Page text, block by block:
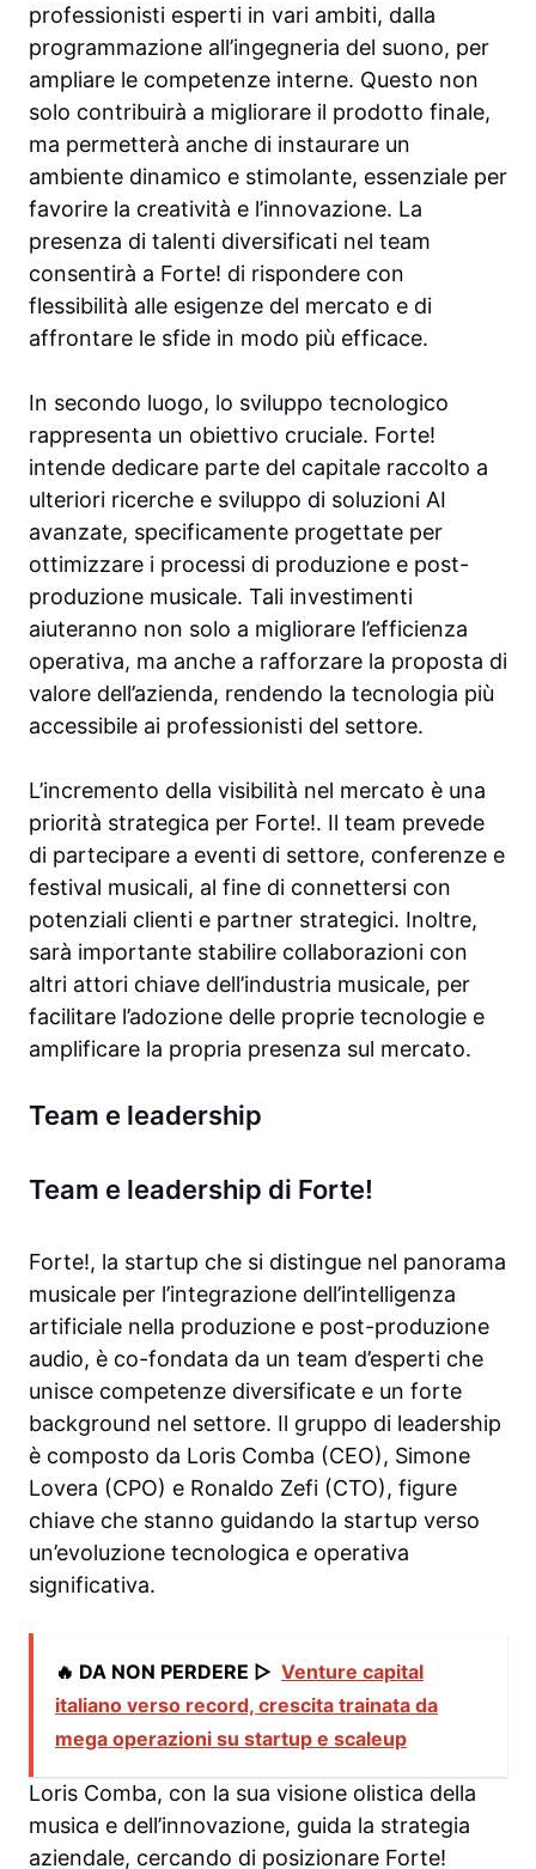
professionisti esperti in vari ambiti, dalla
programmazione all’ingegneria del suono, per
ampliare le competenze interne. Questo non
solo contribuirà a migliorare il prodotto finale,
ma permetterà anche di instaurare un
ambiente dinamico e stimolante, essenziale per
favorire la creatività e l’innovazione. La
presenza di talenti diversificati nel team
consentirà a Forte! di rispondere con
flessibilità alle esigenze del mercato e di
affrontare le sfide in modo più efficace.
In secondo luogo, lo sviluppo tecnologico
rappresenta un obiettivo cruciale. Forte!
intende dedicare parte del capitale raccolto a
ulteriori ricerche e sviluppo di soluzioni AI
avanzate, specificamente progettate per
ottimizzare i processi di produzione e post-
produzione musicale. Tali investimenti
aiuteranno non solo a migliorare l’efficienza
operativa, ma anche a rafforzare la proposta di
valore dell’azienda, rendendo la tecnologia più
accessibile ai professionisti del settore.
L’incremento della visibilità nel mercato è una
priorità strategica per Forte!. Il team prevede
di partecipare a eventi di settore, conferenze e
festival musicali, al fine di connettersi con
potenziali clienti e partner strategici. Inoltre,
sarà importante stabilire collaborazioni con
altri attori chiave dell’industria musicale, per
facilitare l’adozione delle proprie tecnologie e
amplificare la propria presenza sul mercato.
Team e leadership
Team e leadership di Forte!
Forte!, la startup che si distingue nel panorama
musicale per l’integrazione dell’intelligenza
artificiale nella produzione e post-produzione
audio, è co-fondata da un team d’esperti che
unisce competenze diversificate e un forte
background nel settore. Il gruppo di leadership
è composto da Loris Comba (CEO), Simone
Lovera (CPO) e Ronaldo Zefi (CTO), figure
chiave che stanno guidando la startup verso
un’evoluzione tecnologica e operativa
significativa.
🔥 DA NON PERDERE ▷ Venture capital
italiano verso record, crescita trainata da
mega operazioni su startup e scaleup
Loris Comba, con la sua visione olistica della
musica e dell’innovazione, guida la strategia
aziendale, cercando di posizionare Forte!